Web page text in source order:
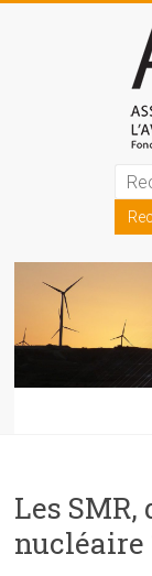
pour
des
les
sciences
et
Les
nucléaire